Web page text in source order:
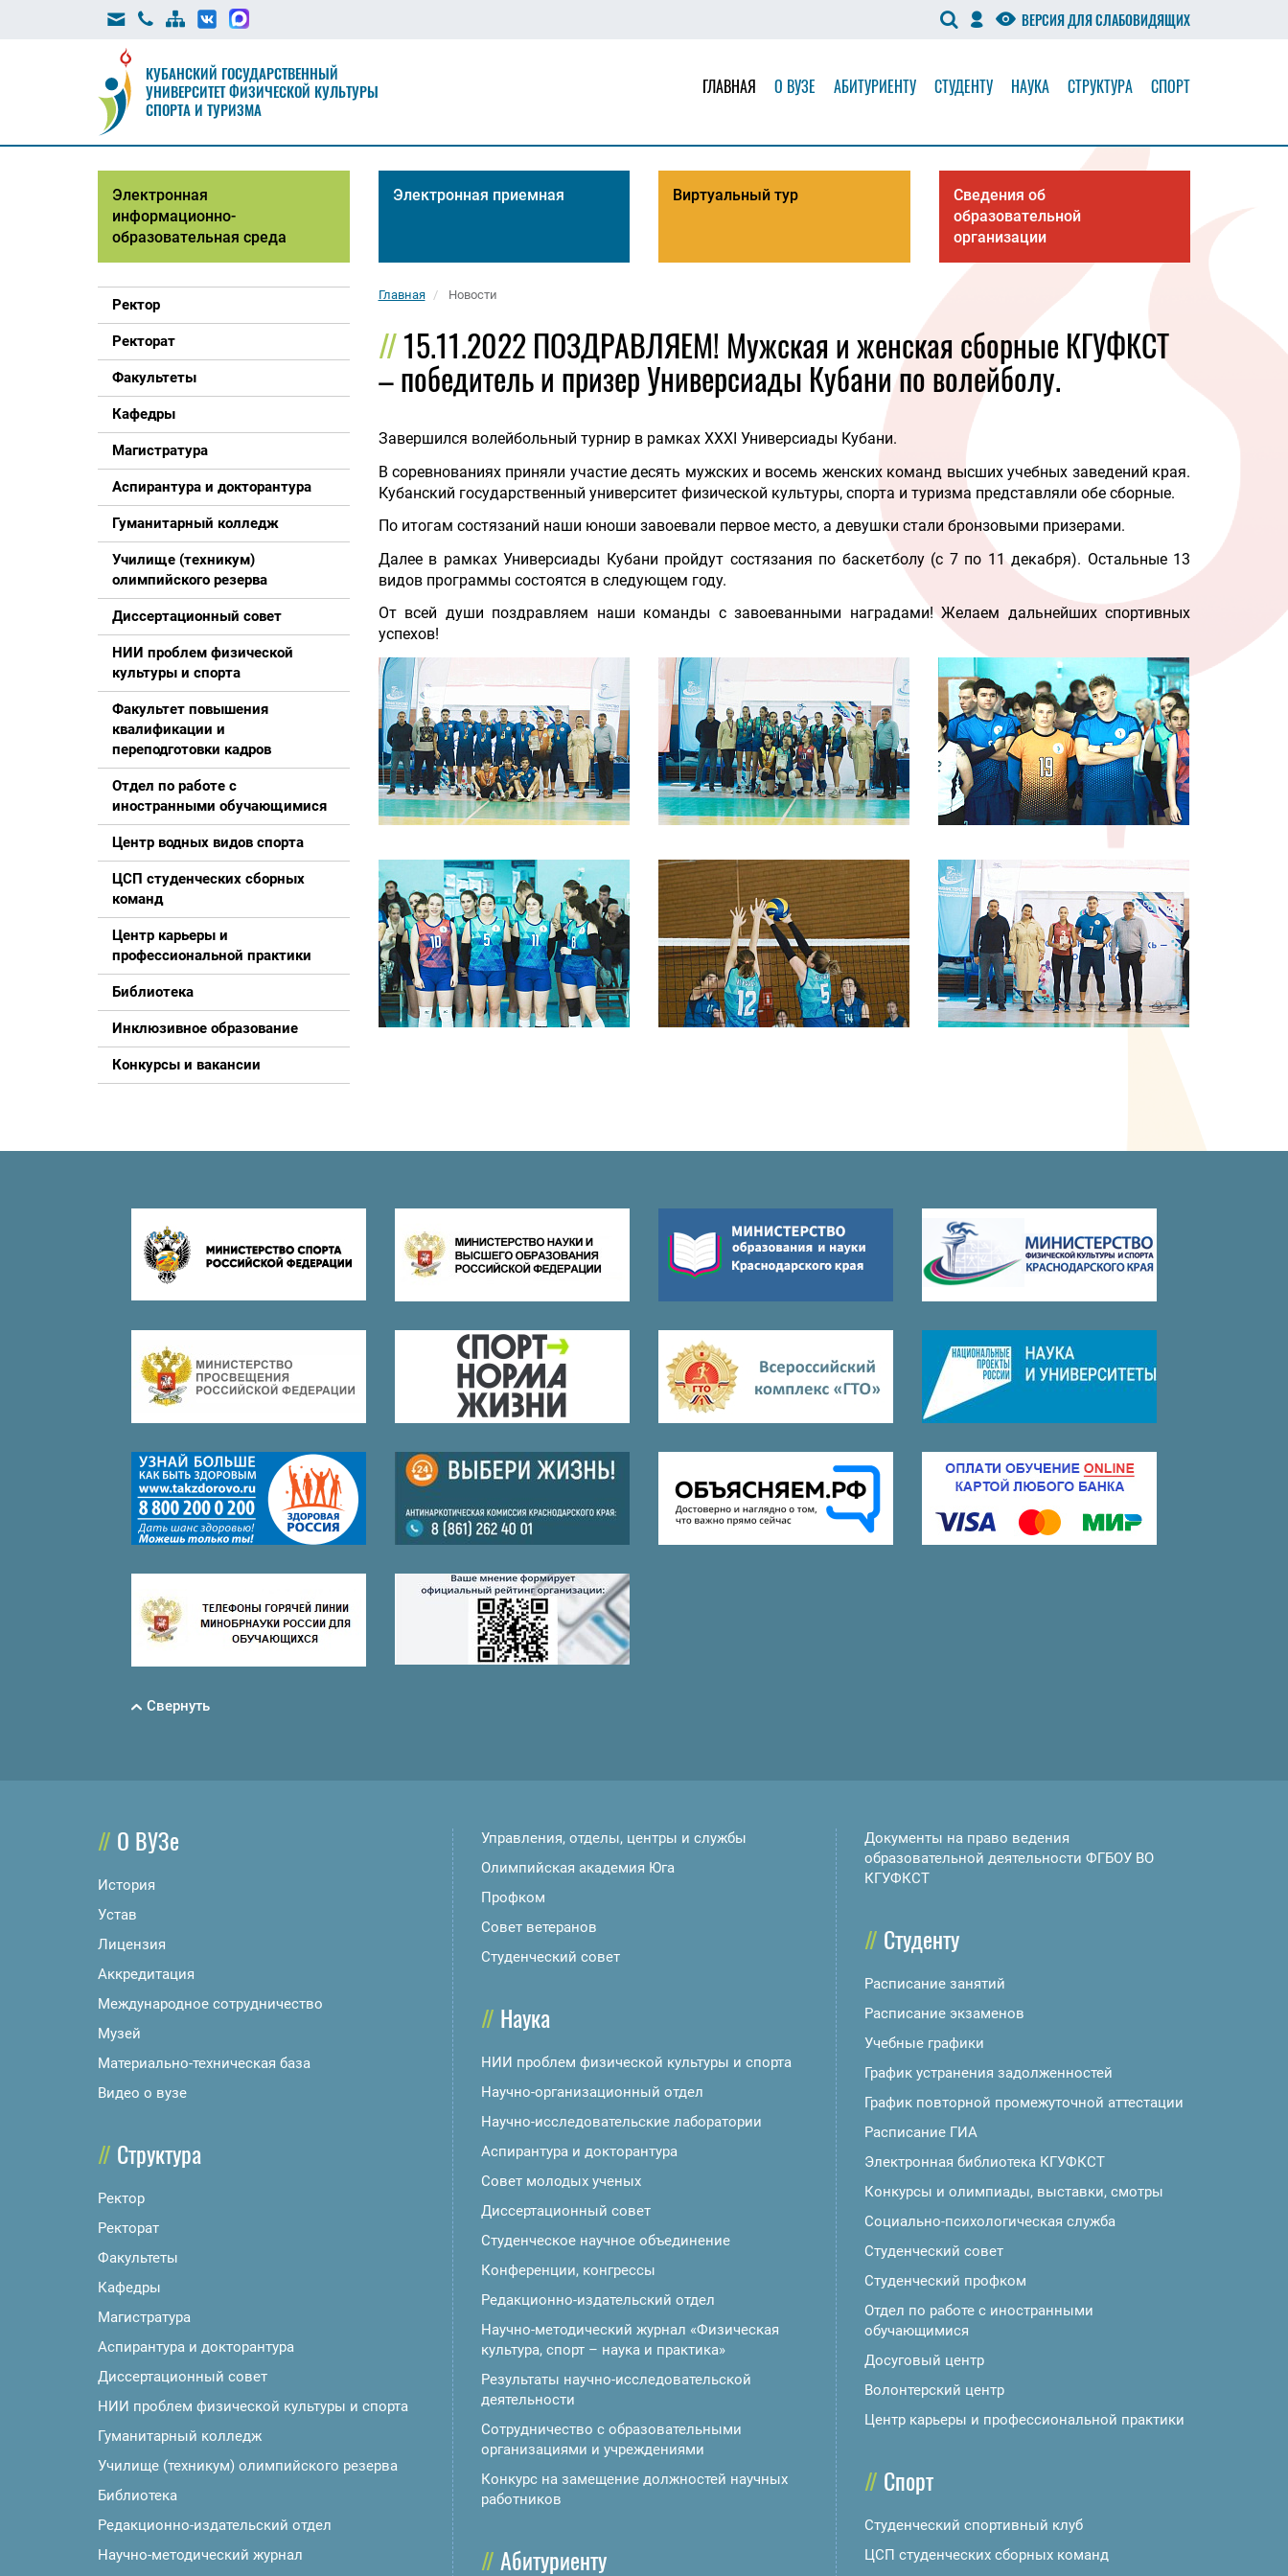
ВЕРСИЯ ДЛЯ СЛАБОВИДЯЩИХ
КУБАНСКИЙ ГОСУДАРСТВЕННЫЙ
УНИВЕРСИТЕТ ФИЗИЧЕСКОЙ КУЛЬТУРЫ
СПОРТА И ТУРИЗМА
ГЛАВНАЯ О ВУЗЕ АБИТУРИЕНТУ СТУДЕНТУ НАУКА СТРУКТУРА СПОРТ
Электронная
информационно-
образовательная среда
Электронная приемная Виртуальный тур
Сведения об
образовательной
организации
Ректор
Ректорат
Факультеты
Кафедры
Магистратура
Аспирантура и докторантура
Гуманитарный колледж
Училище (техникум)
олимпийского резерва
Диссертационный совет
НИИ проблем физической
культуры и спорта
Факультет повышения
квалификации и
переподготовки кадров
Отдел по работе с
иностранными обучающимися
Центр водных видов спорта
ЦСП студенческих сборных
команд
Центр карьеры и
профессиональной практики
Библиотека
Инклюзивное образование
Конкурсы и вакансии
Главная Новости
15.11.2022 ПОЗДРАВЛЯЕМ! Мужская и женская сборные КГУФКСТ
– победитель и призер Универсиады Кубани по волейболу.
Завершился волейбольный турнир в рамках XXXI Универсиады Кубани.
В соревнованиях приняли участие десять мужских и восемь женских команд высших учебных заведений края.
Кубанский государственный университет физической культуры, спорта и туризма представляли обе сборные.
По итогам состязаний наши юноши завоевали первое место, а девушки стали бронзовыми призерами.
Далее в рамках Универсиады Кубани пройдут состязания по баскетболу (с 7 по 11 декабря). Остальные 13
видов программы состоятся в следующем году.
От всей души поздравляем наши команды с завоеванными наградами! Желаем дальнейших спортивных
успехов!
Свернуть
О ВУЗе
История
Устав
Лицензия
Аккредитация
Международное сотрудничество
Музей
Материально-техническая база
Видео о вузе
Структура
Ректор
Ректорат
Факультеты
Кафедры
Магистратура
Аспирантура и докторантура
Диссертационный совет
НИИ проблем физической культуры и спорта
Гуманитарный колледж
Училище (техникум) олимпийского резерва
Библиотека
Редакционно-издательский отдел
Научно-методический журнал
Управления, отделы, центры и службы
Олимпийская академия Юга
Профком
Совет ветеранов
Студенческий совет
Наука
НИИ проблем физической культуры и спорта
Научно-организационный отдел
Научно-исследовательские лаборатории
Аспирантура и докторантура
Совет молодых ученых
Диссертационный совет
Студенческое научное объединение
Конференции, конгрессы
Редакционно-издательский отдел
Научно-методический журнал «Физическая
культура, спорт – наука и практика»
Результаты научно-исследовательской
деятельности
Сотрудничество с образовательными
организациями и учреждениями
Конкурс на замещение должностей научных
работников
Абитуриенту
Документы на право ведения
образовательной деятельности ФГБОУ ВО
КГУФКСТ
Студенту
Расписание занятий
Расписание экзаменов
Учебные графики
График устранения задолженностей
График повторной промежуточной аттестации
Расписание ГИА
Электронная библиотека КГУФКСТ
Конкурсы и олимпиады, выставки, смотры
Социально-психологическая служба
Студенческий совет
Студенческий профком
Отдел по работе с иностранными
обучающимися
Досуговый центр
Волонтерский центр
Центр карьеры и профессиональной практики
Спорт
Студенческий спортивный клуб
ЦСП студенческих сборных команд